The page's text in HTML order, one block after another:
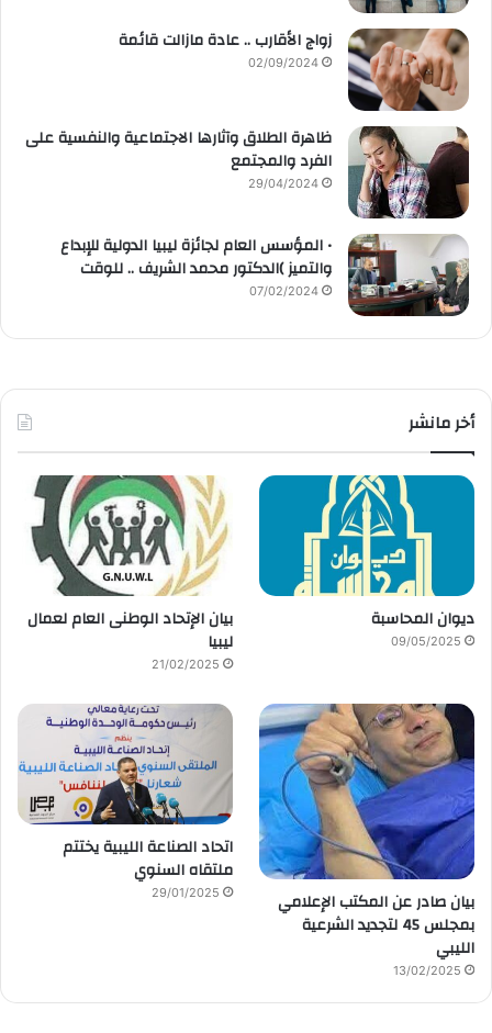
زواج الأقارب .. عادة مازالت قائمة
02/09/2024
ظاهرة الطلاق وآثارها الاجتماعية والنفسية على
الفرد والمجتمع
29/04/2024
• المؤسس العام لجائزة ليبيا الدولية للإبداع
والتميز )الدكتور محمد الشريف .. للوقت
07/02/2024
أخر مانشر
ديوان المحاسبة
09/05/2025
بيان الإتحاد الوطنى العام لعمال
ليبيا
21/02/2025
بيان صادر عن المكتب الإعلامي
بمجلس 45 لتجديد الشرعية
الليبي
13/02/2025
اتحاد الصناعة الليبية يختتم
ملتقاه السنوي
29/01/2025